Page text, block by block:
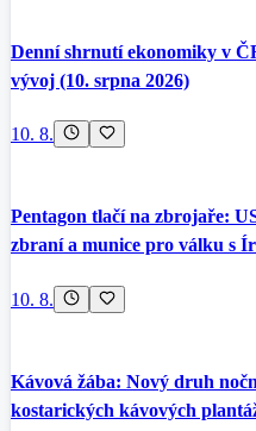
Denní shrnutí ekonomiky v
vývoj (10. srpna 2026)
10. 8.
Pentagon tlačí na zbrojaře:
zbraní a munice pro válku s
10. 8.
Kávová žába: Nový druh
kostarických kávových